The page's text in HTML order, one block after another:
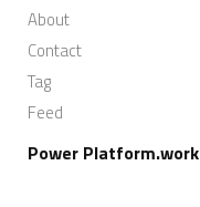
About
Contact
Tag
Feed
Power Platform.work